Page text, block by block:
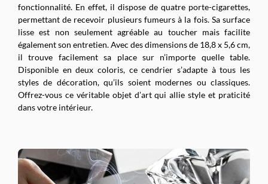
fonctionnalité. En effet, il dispose de quatre porte-cigarettes,
permettant de recevoir plusieurs fumeurs à la fois. Sa surface
lisse est non seulement agréable au toucher mais facilite
également son entretien. Avec des dimensions de 18,8 x 5,6 cm,
il trouve facilement sa place sur n’importe quelle table.
Disponible en deux coloris, ce cendrier s’adapte à tous les
styles de décoration, qu’ils soient modernes ou classiques.
Offrez-vous ce véritable objet d’art qui allie style et praticité
dans votre intérieur.